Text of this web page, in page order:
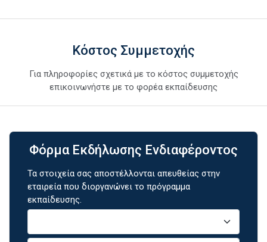
Κόστος Συμμετοχής
Για πληροφορίες σχετικά με το κόστος συμμετοχής
επικοινωνήστε με το φορέα εκπαίδευσης
Φόρμα Εκδήλωσης Ενδιαφέροντος
Τα στοιχεία σας αποστέλλονται απευθείας στην
εταιρεία που διοργανώνει το πρόγραμμα
εκπαίδευσης.